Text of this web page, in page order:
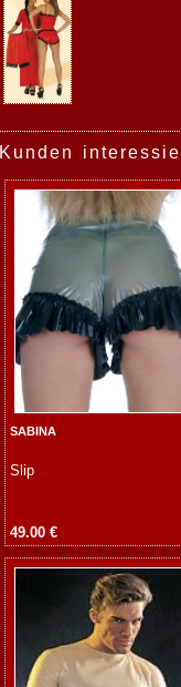
Kunden
SABINA
Slip
49.00 €